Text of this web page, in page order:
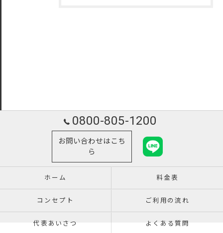
0800-805-1200
お問い合わせはこち
ら
ホーム 料金表
コンセプト ご利用の流れ
代表あいさつ よくある質問